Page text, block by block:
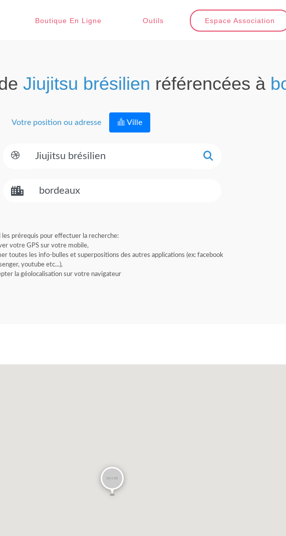
Boutique En Ligne Outils Espace Association
Jiujitsu brésilien référencées à
Votre position ou adresse Ville
les prérequis pour effectuer la recherche:
votre GPS sur votre mobile,
toutes les info-bulles et superpositions des autres applications (ex: facebook
youtube etc...),
la géolocalisation sur votre navigateur